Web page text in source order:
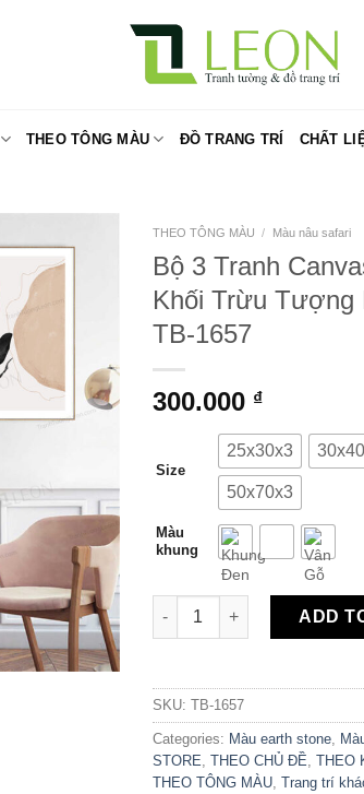
THEO TÔNG MÀU ĐỒ TRANG TRÍ CHẤT
THEO TÔNG MÀU / Màu nâu safari
Bộ 3 Tranh
Khối Trừu Tượng
TB-1657
300.000 ₫
Size
25x30x3
50x70x3
Màu
khung
Bộ 3 Tranh Canvas Hình
ADD
SKU: TB-1657
Categories: Màu earth stone
STORE THEO CHỦ ĐỀ THEO
THEO TÔNG MÀU Trang trí